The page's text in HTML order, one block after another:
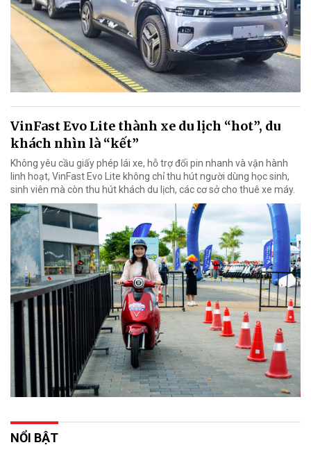
VinFast Evo Lite thành xe du lịch “hot”, du
khách nhìn là “kết”
Không yêu cầu giấy phép lái xe, hỗ trợ đổi pin nhanh và vận hành
linh hoạt, VinFast Evo Lite không chỉ thu hút người dùng học sinh,
sinh viên mà còn thu hút khách du lịch, các cơ sở cho thuê xe máy.
NỔI BẬT